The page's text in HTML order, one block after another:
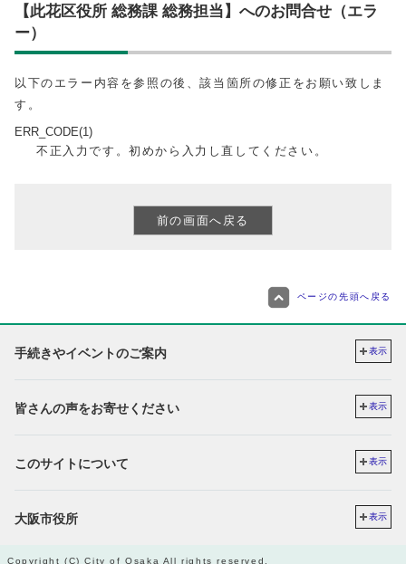
【此花区役所 総務課 総務担当】へのお問合せ（エラ
ー）
以下のエラー内容を参照の後、該当箇所の修正をお願い致しま
す。
ERR_CODE(1)
不正入力です。初めから入力し直してください。
ページの先頭へ戻る
手続きやイベントのご案内 表示
皆さんの声をお寄せください 表示
このサイトについて 表示
大阪市役所 表示
Copyright (C) City of Osaka All rights reserved.